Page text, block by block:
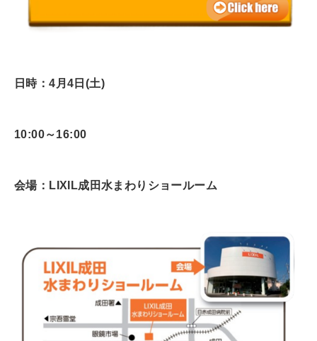
日時：4月4 日(土)
10:00～16:00
会場：LIXIL成田水まわりショールーム